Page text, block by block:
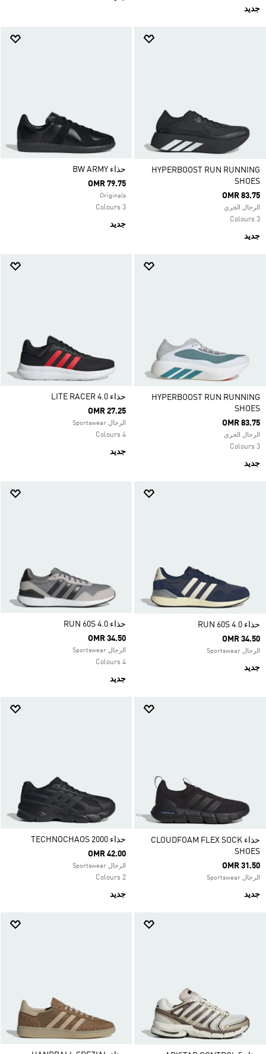
جديد
HYPERBOOST RUN RUNNING
SHOES
OMR 83.75
الرجال الجري
3 Colours
جديد
حذاء ‏BW ARMY
OMR 79.75
Originals
3 Colours
جديد
HYPERBOOST RUN RUNNING
SHOES
OMR 83.75
الرجال الجري
3 Colours
جديد
حذاء LITE RACER 4.0
OMR 27.25
الرجال Sportswear
4 Colours
جديد
حذاء RUN 60S 4.0
OMR 34.50
الرجال Sportswear
جديد
حذاء RUN 60S 4.0
OMR 34.50
الرجال Sportswear
4 Colours
جديد
حذاء CLOUDFOAM FLEX SOCK
SHOES
OMR 31.50
الرجال Sportswear
جديد
حذاء TECHNOCHAOS 2000
OMR 42.00
الرجال Sportswear
2 Colours
جديد